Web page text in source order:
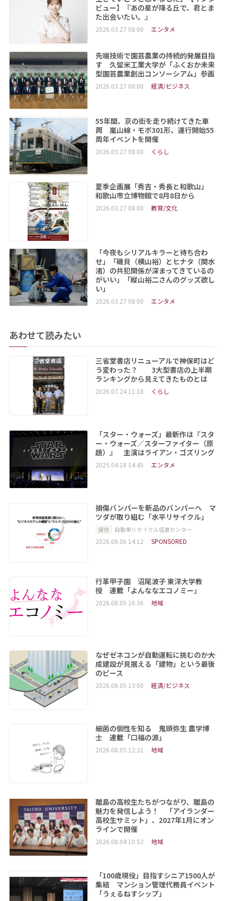
ビュー】『あの星が降る丘で、君とま
た出会いたい。』
2026.03.27 08:00 エンタメ
先端技術で園芸農業の持続的発展目指
す 久留米工業大学が「ふくおか未来
型園芸農業創出コンソーシアム」参画
2026.03.27 08:00 経済/ビジネス
55年間、京の街を走り続けてきた車
両 嵐山線・モボ301形、運行開始55
周年イベントを開催
2026.03.27 08:00 くらし
夏季企画展「秀吉・秀長と和歌山」
和歌山市立博物館で8月8日から
2026.03.27 08:00 教育/文化
「今夜もシリアルキラーと待ち合わ
せ」「磯貝（横山裕）とヒナタ（関水
渚）の共犯関係が深まってきているの
がいい」「縦山裕二さんのグッズ欲し
い」
2026.03.27 08:00 エンタメ
あわせて読みたい
三省堂書店リニューアルで神保町はど
う変わった？ 3大型書店の上半期
ランキングから見えてきたものとは
2026.07.24 11:18 くらし
「スター・ウォーズ」最新作は『スタ
ー・ウォーズ／スターファイター（原
題）』 主演はライアン・ゴズリング
2025.04.18 14:45 エンタメ
損傷バンパーを新品のバンパーへ マ
ツダが取り組む「水平リサイクル」
提供 自動車リサイクル促進センター
2026.08.06 14:12 SPONSORED
行革甲子園 沼尾波子 東洋大学教
授 連載「よんななエコノミー」
2026.08.05 16:36 地域
なぜゼネコンが自動運転に挑むのか――大
成建設が見据える「建物」という最後
のピース
2026.08.05 13:00 経済/ビジネス
細菌の個性を知る 鬼頭弥生 農学博
士 連載「口福の源」
2026.08.05 12:31 地域
離島の高校生たちがつながり、離島の
魅力を発信しよう！ 「アイランダー
高校生サミット」、2027年1月にオン
ラインで開催
2026.08.04 10:52 地域
「100歳現役」目指すシニア1500人が
集結 マンション管理代務員イベント
「うぇるねすシップ」